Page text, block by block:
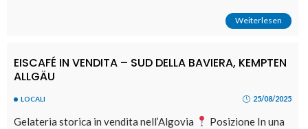
Weiterlesen
EISCAFÉ IN VENDITA – SUD DELLA BAVIERA, KEMPTEN
ALLGÄU
LOCALI 25/08/2025
Gelateria storica in vendita nell’Algovia
Posizione In una